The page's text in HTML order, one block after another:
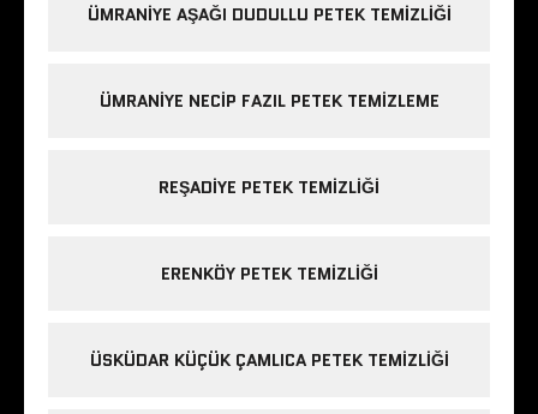
ÜMRANIYE AŞAĞI DUDULLU PETEK TEMIZLIĞI
ÜMRANIYE NECIP FAZIL PETEK TEMIZLEME
REŞADIYE PETEK TEMIZLIĞI
ERENKÖY PETEK TEMIZLIĞI
ÜSKÜDAR KÜÇÜK ÇAMLICA PETEK TEMIZLIĞI